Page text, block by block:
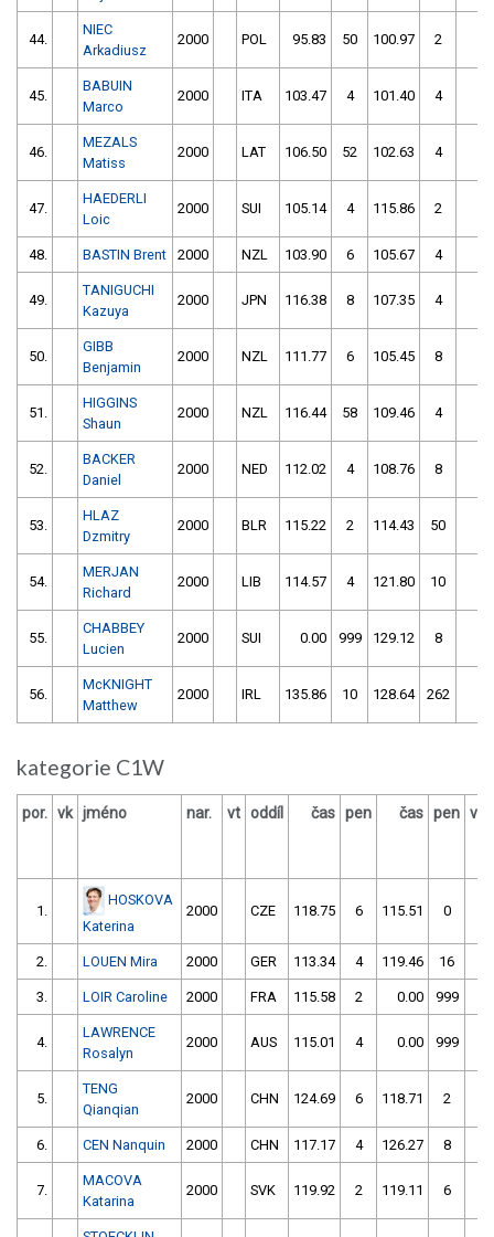
44.
NIEC
Arkadiusz
2000 POL 95.83 50 100.97 2
45.
BABUIN
Marco
2000 ITA 103.47 4 101.40 4
46.
MEZALS
Matiss
2000 LAT 106.50 52 102.63 4
47.
HAEDERLI
Loic
2000 SUI 105.14 4 115.86 2
48. BASTIN Brent 2000 NZL 103.90 6 105.67 4
49.
TANIGUCHI
Kazuya
2000 JPN 116.38 8 107.35 4
50.
GIBB
Benjamin
2000 NZL 111.77 6 105.45 8
51.
HIGGINS
Shaun
2000 NZL 116.44 58 109.46 4
52.
BACKER
Daniel
2000 NED 112.02 4 108.76 8
53.
HLAZ
Dzmitry
2000 BLR 115.22 2 114.43 50
54.
MERJAN
Richard
2000 LIB 114.57 4 121.80 10
55.
CHABBEY
Lucien
2000 SUI 0.00 999 129.12 8
56.
McKNIGHT
Matthew
2000 IRL 135.86 10 128.64 262
kategorie C1W
por. vk jméno nar. vt oddíl čas pen čas pen
1.
HOSKOVA
Katerina
2000 CZE 118.75 6 115.51 0
2. LOUEN Mira 2000 GER 113.34 4 119.46 16
3. LOIR Caroline 2000 FRA 115.58 2 0.00 999
4.
LAWRENCE
Rosalyn
2000 AUS 115.01 4 0.00 999
5.
TENG
Qianqian
2000 CHN 124.69 6 118.71 2
6. CEN Nanquin 2000 CHN 117.17 4 126.27 8
7.
MACOVA
Katarina
2000 SVK 119.92 2 119.11 6